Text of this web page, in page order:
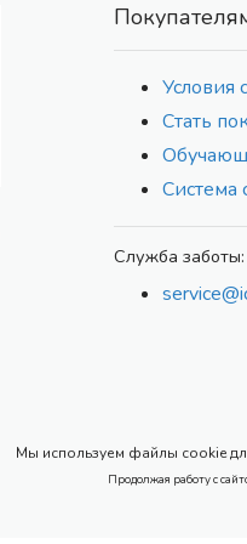
Условия
Стать
Система
Служба заботы:
Мы используем файлы cookie
Продолжая работу с